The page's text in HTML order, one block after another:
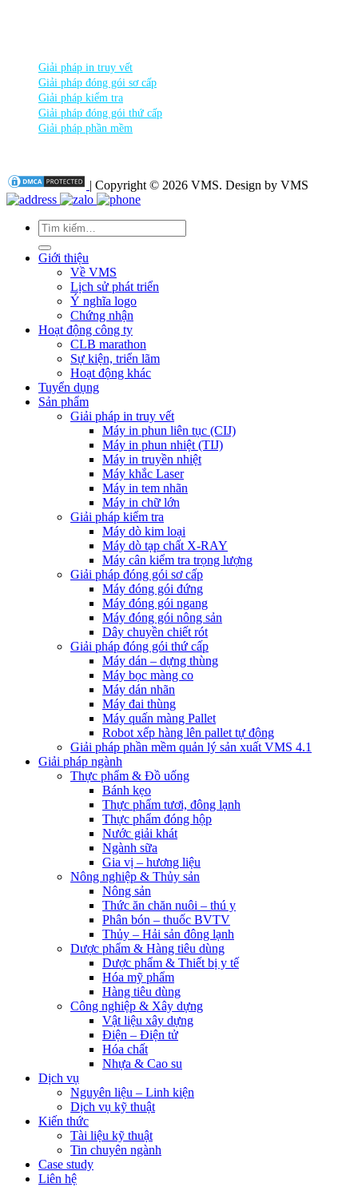
Giải pháp in truy vết
Giải pháp đóng gói sơ cấp
Giải pháp kiểm tra
Giải pháp đóng gói thứ cấp
Giải pháp phần mềm
| Copyright © 2026 VMS. Design by VMS
Tìm
kiếm:
Giới thiệu
Về VMS
Lịch sử phát triển
Ý nghĩa logo
Chứng nhận
Hoạt động công ty
CLB marathon
Sự kiện, triển lãm
Hoạt động khác
Tuyển dụng
Sản phẩm
Giải pháp in truy vết
Máy in phun liên tục (CIJ)
Máy in phun nhiệt (TIJ)
Máy in truyền nhiệt
Máy khắc Laser
Máy in tem nhãn
Máy in chữ lớn
Giải pháp kiểm tra
Máy dò kim loại
Máy dò tạp chất X-RAY
Máy cân kiểm tra trọng lượng
Giải pháp đóng gói sơ cấp
Máy đóng gói đứng
Máy đóng gói ngang
Máy đóng gói nông sản
Dây chuyền chiết rót
Giải pháp đóng gói thứ cấp
Máy dán – dựng thùng
Máy bọc màng co
Máy dán nhãn
Máy đai thùng
Máy quấn màng Pallet
Robot xếp hàng lên pallet tự động
Giải pháp phần mềm quản lý sản xuất VMS 4.1
Giải pháp ngành
Thực phẩm & Đồ uống
Bánh kẹo
Thực phẩm tươi, đông lạnh
Thực phẩm đóng hộp
Nước giải khát
Ngành sữa
Gia vị – hương liệu
Nông nghiệp & Thủy sản
Nông sản
Thức ăn chăn nuôi – thú y
Phân bón – thuốc BVTV
Thủy – Hải sản đông lạnh
Dược phẩm & Hàng tiêu dùng
Dược phẩm & Thiết bị y tế
Hóa mỹ phẩm
Hàng tiêu dùng
Công nghiệp & Xây dựng
Vật liệu xây dựng
Điện – Điện tử
Hóa chất
Nhựa & Cao su
Dịch vụ
Nguyên liệu – Linh kiện
Dịch vụ kỹ thuật
Kiến thức
Tài liệu kỹ thuật
Tin chuyên ngành
Case study
Liên hệ